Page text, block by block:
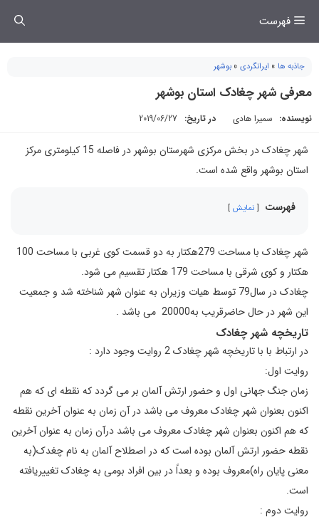
فهرست
جاذبه ها » ایرانگردی » بوشهر
معرفی شهر چغادک استان بوشهر
نویسنده: سمیرا هادی در تاریخ: 2019/06/27
شهر چغادک در بخش مرکزی شهرستان بوشهر در فاصله 15 کیلومتری مرکز
استان بوشهر واقع شده است.
فهرست نمایش
شهر چغادک با مساحت 279هکتار به دو قسمت کوی غربی با مساحت 100
هکتار و کوی شرقی با مساحت 179 هکتار تقسیم می شود.
چغادک در سال79 توسط هیات وزیران به عنوان شهر شناخته شد و جمعیت
این شهر در حال حاضرقریب به20000 می باشد .
تاریخچه شهر چغادک
در ارتباط با با تاریخچه شهر چغادک 2 روایت وجود دارد :
روایت اول:
زمان جنگ جهانی اول و حضور ارتش آلمان بر می گردد که نقطه ای که هم
اکنون بعنوان شهر چغادک معروف می باشد در آن زمان به عنوان آخرین نقطه
که هم اکنون بعنوان شهر چغادک معروف می باشد درآن زمان به عنوان آخرین
نقطه حضور ارتش آلمان بوده است که در اصطلاح آلمان به نام چغدک(به
معنی پایان راه)معروف بوده و بعداً در بین افراد بومی به چغادک تغییریافته
است.
روایت دوم :